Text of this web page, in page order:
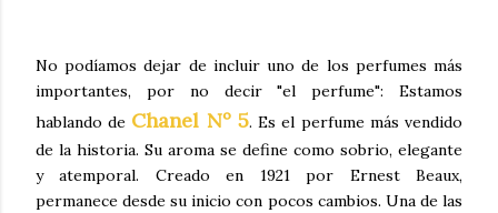
No podíamos dejar de incluir uno de los perfumes más
importantes, por no decir "el perfume": Estamos
hablando de Chanel Nº 5. Es el perfume más vendido
de la historia. Su aroma se define como sobrio, elegante
y atemporal. Creado en 1921 por Ernest Beaux,
permanece desde su inicio con pocos cambios. Una de las